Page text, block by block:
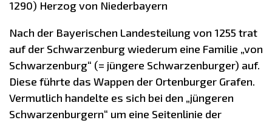
1290) Herzog von Niederbayern
Nach der Bayerischen Landesteilung von 1255 trat
auf der Schwarzenburg wiederum eine Familie „von
Schwarzenburg“ (= jüngere Schwarzenburger) auf.
Diese führte das Wappen der Ortenburger Grafen.
Vermutlich handelte es sich bei den „jüngeren
Schwarzenburgern“ um eine Seitenlinie der